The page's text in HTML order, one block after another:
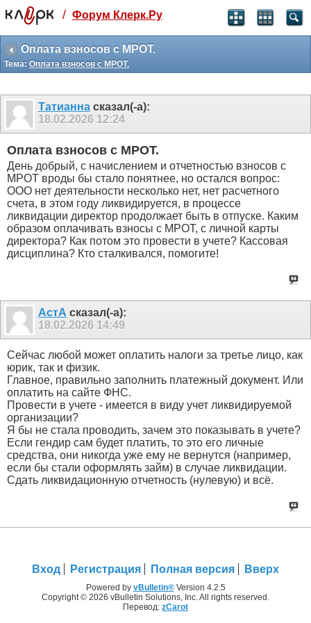
Святые угодники, Клерк без рекламы
прекрасен:)
месяц
3 месяца
259
₽
-10%
499 ₽
-15%
Отмена Оплатить
/ Форум Клерк.Ру
Оплата взносов с МРОТ.
Тема: Оплата взносов с МРОТ.
Татианна сказал(-а):
18.02.2026 12:24
Оплата взносов с МРОТ.
День добрый, с начислением и отчетностью взносов с
МРОТ вроды бы стало понятнее, но остался вопрос:
ООО нет деятельности несколько нет, нет расчетного
счета, в этом году ликвидируется, в процессе
ликвидации директор продолжает быть в отпуске. Каким
образом оплачивать взносы с МРОТ, с личной карты
директора? Как потом это провести в учете? Кассовая
дисциплина? Кто сталкивался, помогите!
АстА сказал(-а):
18.02.2026 14:49
Сейчас любой может оплатить налоги за третье лицо, как
юрик, так и физик.
Главное, правильно заполнить платежный документ. Или
оплатить на сайте ФНС.
Провести в учете - имеется в виду учет ликвидируемой
организации?
Я бы не стала проводить, зачем это показывать в учете?
Если гендир сам будет платить, то это его личные
средства, они никогда уже ему не вернутся (например,
если бы стали оформлять займ) в случае ликвидации.
Сдать ликвидационную отчетность (нулевую) и всё.
Вход Регистрация Полная версия Вверх
Powered by vBulletin®Version 4.2.5
Copyright © 2026 vBulletin Solutions, Inc. All rights reserved.
Перевод: zCarot